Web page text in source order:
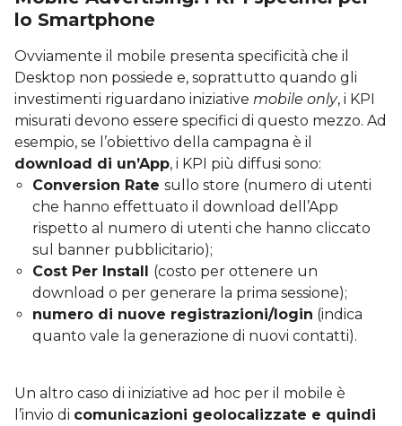
lo Smartphone
Ovviamente il mobile presenta specificità che il
Desktop non possiede e, soprattutto quando gli
investimenti riguardano iniziative mobile only, i KPI
misurati devono essere specifici di questo mezzo. Ad
esempio, se l’obiettivo della campagna è il
download di un’App, i KPI più diffusi sono:
Conversion Rate sullo store (numero di utenti
che hanno effettuato il download dell’App
rispetto al numero di utenti che hanno cliccato
sul banner pubblicitario);
Cost Per Install (costo per ottenere un
download o per generare la prima sessione);
numero di nuove registrazioni/login (indica
quanto vale la generazione di nuovi contatti).
Un altro caso di iniziative ad hoc per il mobile è
l’invio di comunicazioni geolocalizzate e quindi